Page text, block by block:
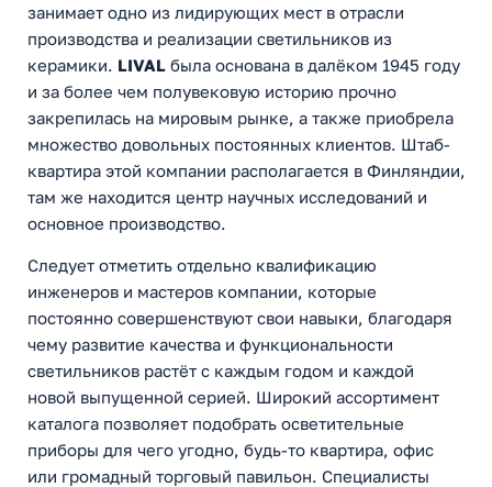
занимает одно из лидирующих мест в отрасли
производства и реализации светильников из
керамики. LIVAL была основана в далёком 1945 году
и за более чем полувековую историю прочно
закрепилась на мировым рынке, а также приобрела
множество довольных постоянных клиентов. Штаб-
квартира этой компании располагается в Финляндии,
там же находится центр научных исследований и
основное производство.
Следует отметить отдельно квалификацию
инженеров и мастеров компании, которые
постоянно совершенствуют свои навыки, благодаря
чему развитие качества и функциональности
светильников растёт с каждым годом и каждой
новой выпущенной серией. Широкий ассортимент
каталога позволяет подобрать осветительные
приборы для чего угодно, будь-то квартира, офис
или громадный торговый павильон. Специалисты